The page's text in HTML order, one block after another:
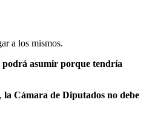
a los mismos.
asumir porque tendría
la Cámara de Diputados no debe